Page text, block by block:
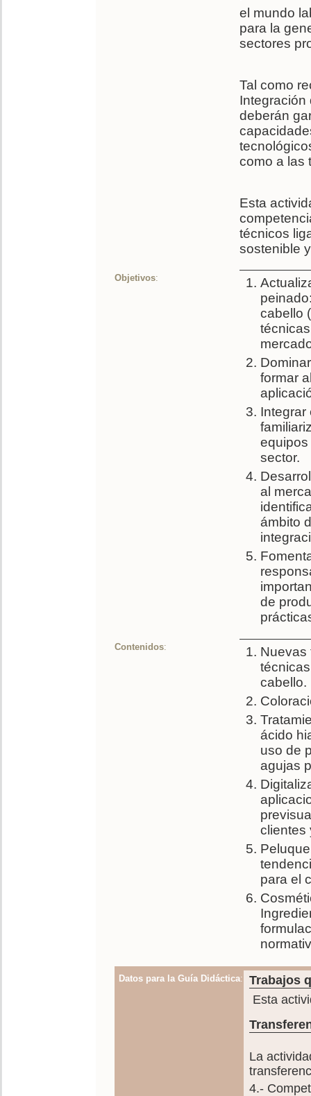
el mundo
para la
sectores
Tal como
Integración
deberán
como a las
Esta
técnicos
sostenible
Objetivos:
cabello
formar
Integrar
equipos
sector.
al
ámbito
de
Contenidos:
Nuevas
cabello.
ácido
uso de
agujas
clientes
para el
Datos para la Guía Didáctica:
Trabajos
Esta
La
4.-